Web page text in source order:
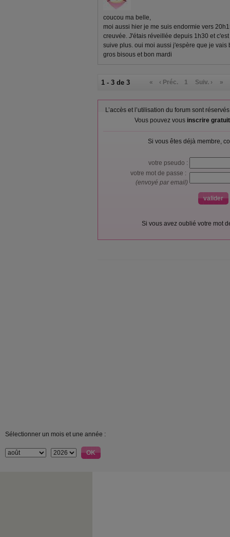
coucou ma belle,
moi aussi hier je me suis endormie vers
creuvée. J'étais réveillée depuis 1h30 et
suive plus. oui moi aussi j'espère que je vais
gros bisous et bon mardi
1 - 3 de 3 « ‹ Préc. 1 Suiv. › »
L’accès et l’utilisation du forum sont
Vous pouvez vous inscrire
Si vous êtes déjà membre,
votre pseudo :
votre mot de passe :
(envoyé par email)
Si vous avez oublié votre mot
Sélectionner un mois et une année :